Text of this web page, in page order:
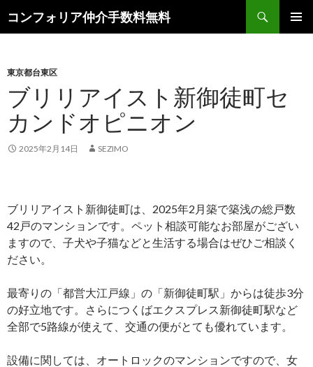
コンフォリア仲介手数料無料
索
ン
ス
キ
ッ
東京都台東区
ブリリアイスト新御徒町セ
カンドオピニオン
2025年2月14日 SEZIMO
ブリリアイスト新御徒町は、2025年2月築で築浅の総戸数
42戸のマンションです。ペット相談可能なお部屋がござい
ますので、子犬や子猫などと生活する場合はぜひご相談く
ださい。
最寄りの「都営大江戸線」の「新御徒町駅」からは徒歩3分
の好立地です。さらにつくばエクスプレス新御徒町駅など
全部で5路線が使えて、交通の便がとても優れています。
設備に関しては、オートロックのマンションですので、女